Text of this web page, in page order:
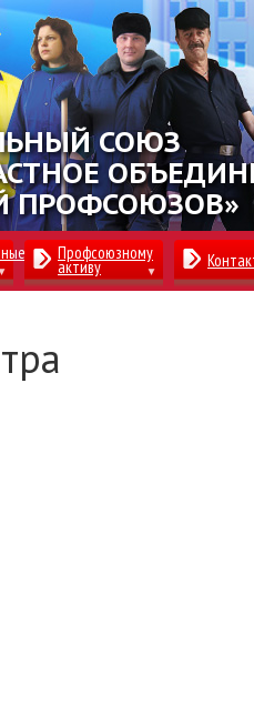
СОЮЗ
ПРОФСОЮЗОВ»
Профсоюзному
активу